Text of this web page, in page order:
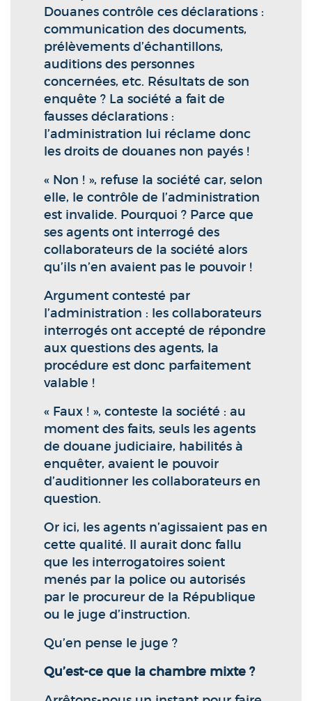
Douanes contrôle ces déclarations :
communication des documents,
prélèvements d’échantillons,
auditions des personnes
concernées, etc. Résultats de son
enquête ? La société a fait de
fausses déclarations :
l’administration lui réclame donc
les droits de douanes non payés !
« Non ! », refuse la société car, selon
elle, le contrôle de l’administration
est invalide. Pourquoi ? Parce que
ses agents ont interrogé des
collaborateurs de la société alors
qu’ils n’en avaient pas le pouvoir !
Argument contesté par
l’administration : les collaborateurs
interrogés ont accepté de répondre
aux questions des agents, la
procédure est donc parfaitement
valable !
« Faux ! », conteste la société : au
moment des faits, seuls les agents
de douane judiciaire, habilités à
enquêter, avaient le pouvoir
d’auditionner les collaborateurs en
question.
Or ici, les agents n’agissaient pas en
cette qualité. Il aurait donc fallu
que les interrogatoires soient
menés par la police ou autorisés
par le procureur de la République
ou le juge d’instruction.
Qu’en pense le juge ?
Qu’est-ce que la chambre mixte ?